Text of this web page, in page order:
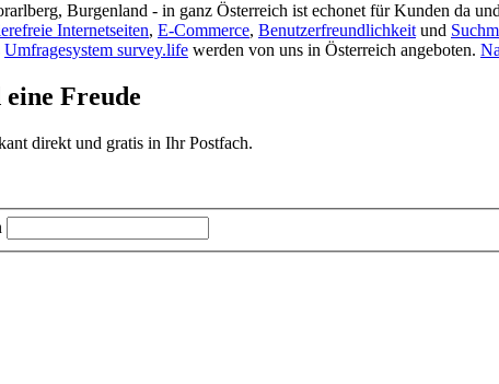
Burgenland - in ganz Österreich ist echonet für Kunden da
Internetseiten, E-Commerce, Benutzerfreundlichkeit und
Umfragesystem survey.life werden von uns in Österreich angeboten.
Freude
direkt und gratis in Ihr Postfach.